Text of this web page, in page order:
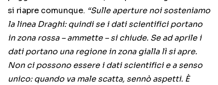
si riapre comunque. “Sulle aperture noi sosteniamo
la linea Draghi: quindi se i dati scientifici portano
in zona rossa – ammette – si chiude. Se ad aprile i
dati portano una regione in zona gialla lì si apre.
Non ci possono essere i dati scientifici e a senso
unico: quando va male scatta, sennò aspetti. È